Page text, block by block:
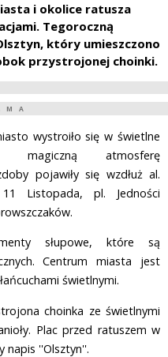
i okolice ratusza
Tegoroczną
który umieszczono
przystrojonej choinki.
wystroiło się w świetlne
atmosferę
pojawiły się wzdłuż al.
Listopada, pl. Jedności
słupowe, które są
Centrum miasta jest
świetlnymi.
choinka ze świetlnymi
Plac przed ratuszem w
napis ''Olsztyn''.